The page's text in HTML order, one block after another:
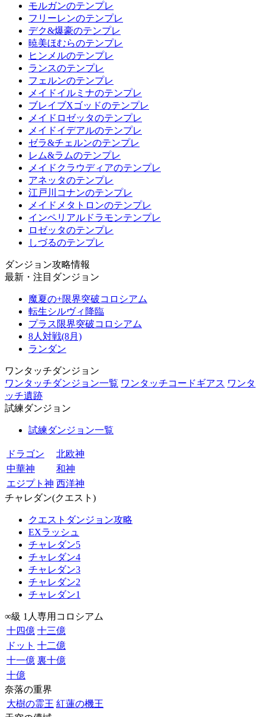
モルガンのテンプレ
フリーレンのテンプレ
デク&爆豪のテンプレ
暁美ほむらのテンプレ
ヒンメルのテンプレ
ランスのテンプレ
フェルンのテンプレ
メイドイルミナのテンプレ
ブレイブXゴッドのテンプレ
メイドロゼッタのテンプレ
メイドイデアルのテンプレ
ゼラ&チェルンのテンプレ
レム&ラムのテンプレ
メイドクラウディアのテンプレ
アネッタのテンプレ
江戸川コナンのテンプレ
メイドメタトロンのテンプレ
インペリアルドラモンテンプレ
ロゼッタのテンプレ
しづるのテンプレ
ダンジョン攻略情報
最新・注目ダンジョン
魔夏の+限界突破コロシアム
転生シルヴィ降臨
プラス限界突破コロシアム
8人対戦(8月)
ランダン
ワンタッチダンジョン
ワンタッチダンジョン一覧 ワンタッチコードギアス ワンタ
ッチ遺跡
試練ダンジョン
試練ダンジョン一覧
ドラゴン
北欧神
中華神
和神
エジプト神 西洋神
チャレダン(クエスト)
クエストダンジョン攻略
EXラッシュ
チャレダン5
チャレダン4
チャレダン3
チャレダン2
チャレダン1
∞級 1人専用コロシアム
十四億 十三億
ドット 十二億
十一億 裏十億
十億
奈落の重界
大樹の霊王 紅蓮の機王